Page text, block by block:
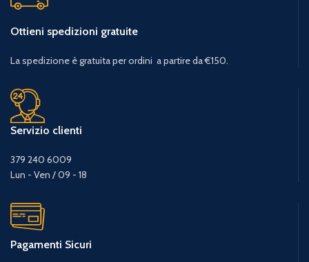
Ottieni spedizioni gratuite
La spedizione è gratuita per ordini a partire da €150.
Servizio clienti
379 240 6009
Lun - Ven / 09 - 18
Pagamenti Sicuri